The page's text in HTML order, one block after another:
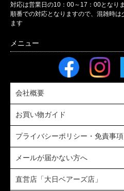
対応は営業日の10：00～17：00となり
順番での対応となりますので、混雑時
ます
会社概要
お買い物ガイド
プライバシーポリシー・免責事項
メールが届かない方へ
直営店「大日ベアーズ店」